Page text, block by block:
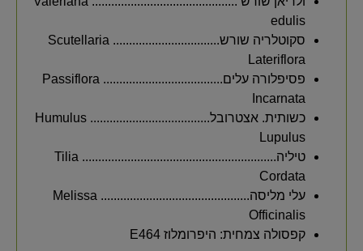
edulis
סקוטלריה שורש................................. Scutellaria
Lateriflora
פסיפלורה עלים..................................... Passiflora
Incarnata
כשותית. אצטרובל..................................... Humulus
Lupulus
טיליה............................................................ Tilia
Cordata
עלי מליסה.............................................. Melissa
Officinalis
קפסולה צמחית: היפרומלוז E464